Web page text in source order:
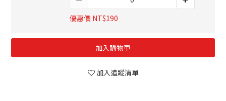
優惠價 NT$190
加入購物車
加入追蹤清單